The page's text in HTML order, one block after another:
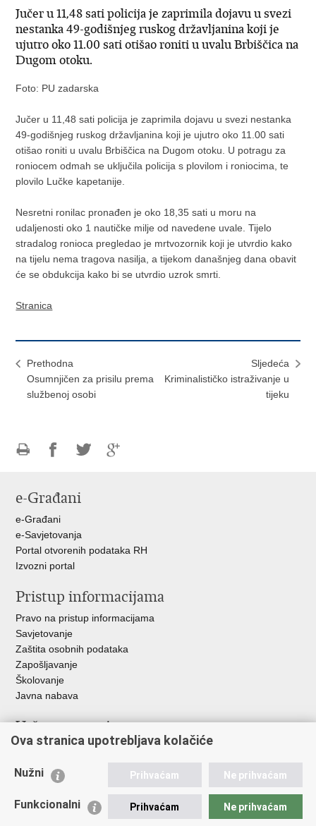
Jučer u 11,48 sati policija je zaprimila dojavu u svezi
nestanka 49-godišnjeg ruskog državljanina koji je
ujutro oko 11.00 sati otišao roniti u uvalu Brbiščica na
Dugom otoku.
Foto: PU zadarska
Jučer u 11,48 sati policija je zaprimila dojavu u svezi nestanka
49-godišnjeg ruskog državljanina koji je ujutro oko 11.00 sati
otišao roniti u uvalu Brbiščica na Dugom otoku. U potragu za
roniocem odmah se uključila policija s plovilom i roniocima, te
plovilo Lučke kapetanije.
Nesretni ronilac pronađen je oko 18,35 sati u moru na
udaljenosti oko 1 nautičke milje od navedene uvale. Tijelo
stradalog ronioca pregledao je mrtvozornik koji je utvrdio kako
na tijelu nema tragova nasilja, a tijekom današnjeg dana obavit
će se obdukcija kako bi se utvrdio uzrok smrti.
Stranica
Prethodna
Osumnjičen za prisilu prema
službenoj osobi
Sljedeća
Kriminalističko istraživanje u
tijeku
FacebookuTwitteru
e-Građani
e-Građani
e-Savjetovanja
Portal otvorenih podataka RH
Izvozni portal
Pristup informacijama
Pravo na pristup informacijama
Savjetovanje
Zaštita osobnih podataka
Zapošljavanje
Školovanje
Javna nabava
Važne poveznice
Ministarstvo unutarnjih poslova
Udruge
Policijska akademija
Ova stranica upotrebljava kolačiće
Nužni Prihvaćam Ne prihvaćam
Funkcionalni Prihvaćam Ne prihvaćam